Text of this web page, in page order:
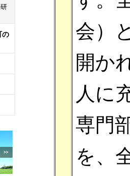
の
会）
開か
人に
専門
を、